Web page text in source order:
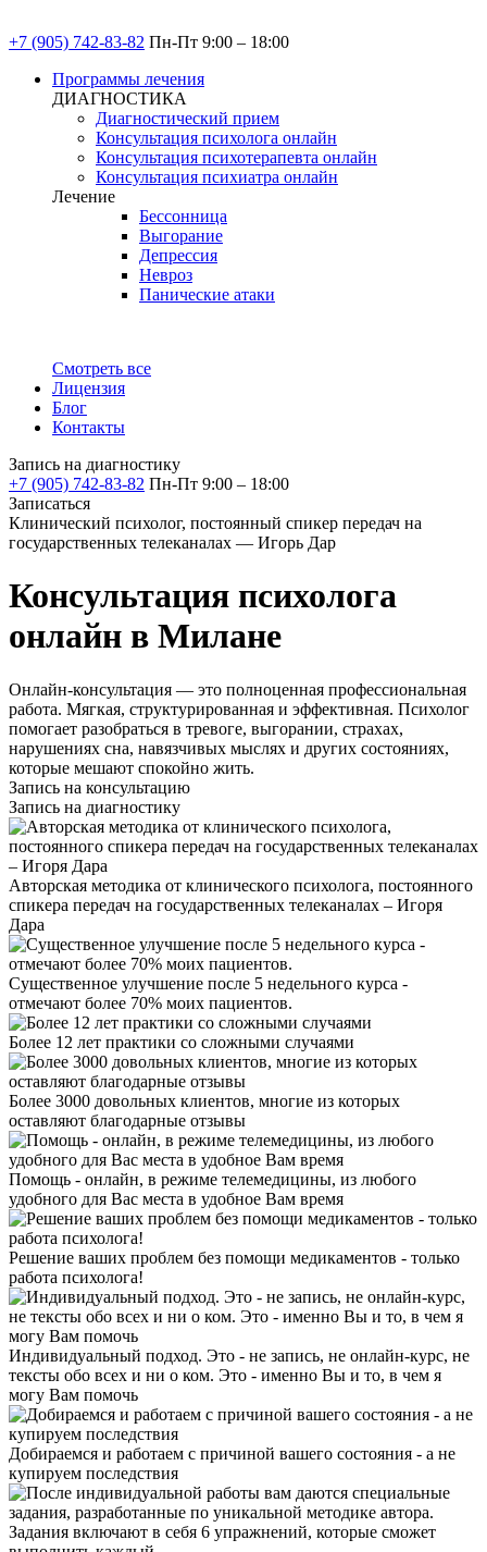
+7 (905) 742-83-82 Пн-Пт 9:00 – 18:00
Программы лечения
ДИАГНОСТИКА
Диагностический прием
Консультация психолога онлайн
Консультация психотерапевта онлайн
Консультация психиатра онлайн
Лечение
Бессонница
Выгорание
Депрессия
Невроз
Панические атаки
Смотреть все
Лицензия
Блог
Контакты
Запись на диагностику
+7 (905) 742-83-82 Пн-Пт 9:00 – 18:00
Записаться
Клинический психолог, постоянный спикер передач на
государственных телеканалах — Игорь Дар
Консультация психолога
онлайн в Милане
Онлайн-консультация — это полноценная профессиональная
работа. Мягкая, структурированная и эффективная. Психолог
помогает разобраться в тревоге, выгорании, страхах,
нарушениях сна, навязчивых мыслях и других состояниях,
которые мешают спокойно жить.
Запись на консультацию
Запись на диагностику
Авторская методика от клинического психолога, постоянного
спикера передач на государственных телеканалах – Игоря
Дара
Существенное улучшение после 5 недельного курса -
отмечают более 70% моих пациентов.
Более 12 лет практики со сложными случаями
Более 3000 довольных клиентов, многие из которых
оставляют благодарные отзывы
Помощь - онлайн, в режиме телемедицины, из любого
удобного для Вас места в удобное Вам время
Решение ваших проблем без помощи медикаментов - только
работа психолога!
Индивидуальный подход. Это - не запись, не онлайн-курс, не
тексты обо всех и ни о ком. Это - именно Вы и то, в чем я
могу Вам помочь
Добираемся и работаем с причиной вашего состояния - а не
купируем последствия